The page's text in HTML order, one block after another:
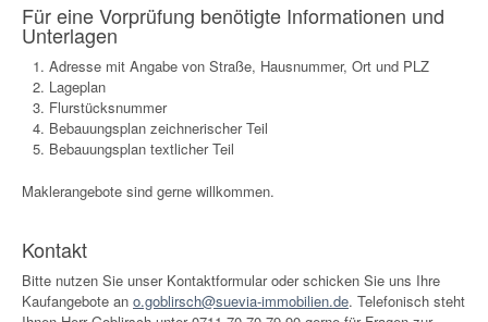
Für eine Vorprüfung benötigte Informationen und
Unterlagen
Adresse mit Angabe von Straße, Hausnummer, Ort und PLZ
Lageplan
Flurstücksnummer
Bebauungsplan zeichnerischer Teil
Bebauungsplan textlicher Teil
Maklerangebote sind gerne willkommen.
Kontakt
Bitte nutzen Sie unser Kontaktformular oder schicken Sie uns Ihre
Kaufangebote an o.goblirsch@suevia-immobilien.de. Telefonisch steht